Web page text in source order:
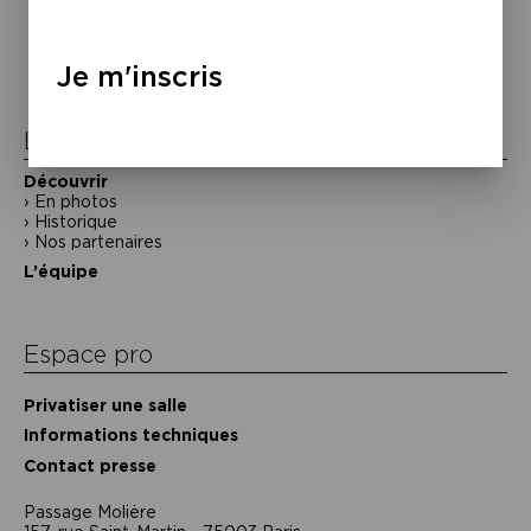
l’article
La Maison de la Poésie
Découvrir
En photos
Historique
Nos partenaires
L’équipe
Espace pro
Privatiser une salle
Informations techniques
Contact presse
Passage Moliėre
Je m'inscris